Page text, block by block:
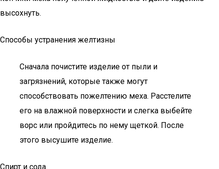
высохнуть.
Способы устранения желтизны
Сначала почистите изделие от пыли и
загрязнений, которые также могут
способствовать пожелтению меха. Расстелите
его на влажной поверхности и слегка выбейте
ворс или пройдитесь по нему щеткой. После
этого высушите изделие.
Спирт и сода